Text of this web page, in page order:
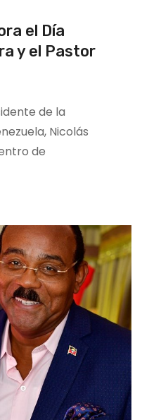
el Día
y el Pastor
de la
Nicolás
de